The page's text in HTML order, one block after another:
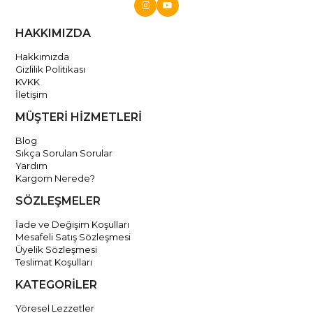
HAKKIMIZDA
Hakkımızda
Gizlilik Politikası
KVKK
İletişim
MÜŞTERİ HİZMETLERİ
Blog
Sıkça Sorulan Sorular
Yardım
Kargom Nerede?
SÖZLEŞMELER
İade ve Değişim Koşulları
Mesafeli Satış Sözleşmesi
Üyelik Sözleşmesi
Teslimat Koşulları
KATEGORİLER
Yöresel Lezzetler